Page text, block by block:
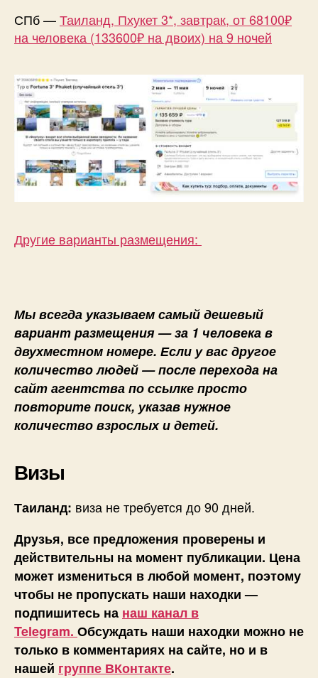
СПб —Таиланд, Пхукет 3*, завтрак, от 68100₽
на человека (133600₽ на двоих) на 9 ночей
Другие варианты размещения:
Мы всегда указываем самый дешевый
вариант размещения — за 1 человека в
двухместном номере. Если у вас другое
количество людей — после перехода на
сайт агентства по ссылке просто
повторите поиск, указав нужное
количество взрослых и детей.
Визы
Таиланд: виза не требуется до 90 дней.
Друзья, все предложения проверены и
действительны на момент публикации. Цена
может измениться в любой момент, поэтому
чтобы не пропускать наши находки —
подпишитесь на наш канал в
Telegram. Обсуждать наши находки можно не
только в комментариях на сайте, но и в
нашей группе ВКонтакте.